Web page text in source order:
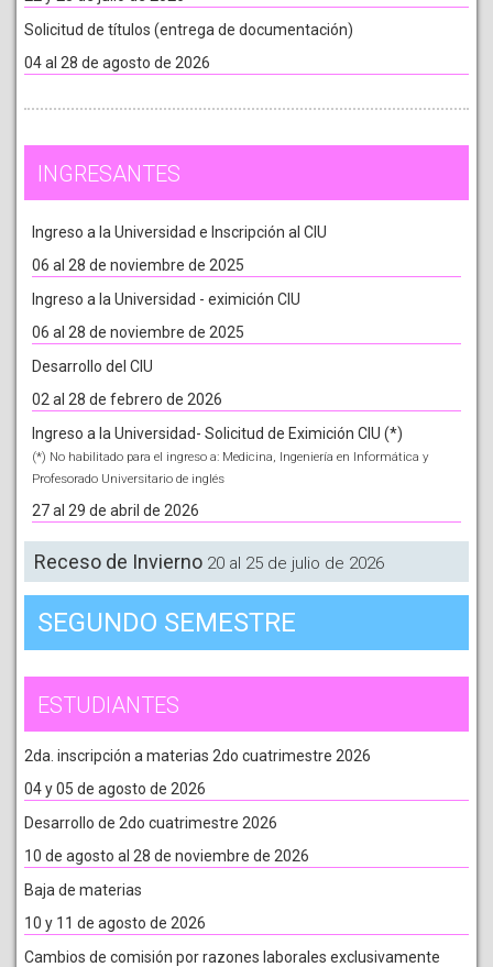
Solicitud de títulos (entrega de documentación)
04 al 28 de agosto de 2026
INGRESANTES
Ingreso a la Universidad e Inscripción al CIU
06 al 28 de noviembre de 2025
Ingreso a la Universidad - eximición CIU
06 al 28 de noviembre de 2025
Desarrollo del CIU
02 al 28 de febrero de 2026
Ingreso a la Universidad- Solicitud de Eximición CIU (*)
(*) No habilitado para el ingreso a: Medicina, Ingeniería en Informática y
Profesorado Universitario de inglés
27 al 29 de abril de 2026
Receso de Invierno 20 al 25 de julio de 2026
SEGUNDO SEMESTRE
ESTUDIANTES
2da. inscripción a materias 2do cuatrimestre 2026
04 y 05 de agosto de 2026
Desarrollo de 2do cuatrimestre 2026
10 de agosto al 28 de noviembre de 2026
Baja de materias
10 y 11 de agosto de 2026
Cambios de comisión por razones laborales exclusivamente